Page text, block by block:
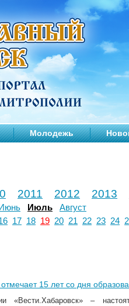
Молодежь
2011 2012 2013
Июнь Июль
Август
17 18 19 20 21 22 23 24
15 лет со дня
«Вести.Хабаровск» –